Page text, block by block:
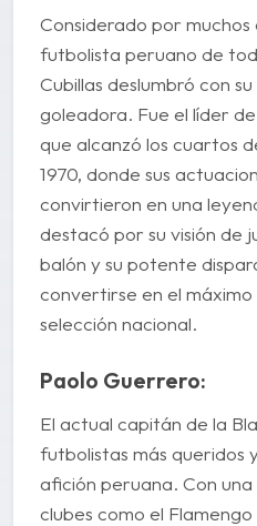
Considerado por
futbolista peruano de
Cubillas deslumbró con
goleadora. Fue el líder
que alcanzó los cuartos
1970, donde sus
convirtieron en una
destacó por su visión de
balón y su potente
convertirse en el
selección nacional.
Paolo Guerrero:
El actual capitán de la
futbolistas más queridos
afición peruana. Con
clubes como el